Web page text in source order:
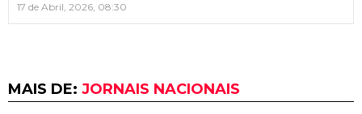
17 de Abril, 2026, 08:30
MAIS DE: JORNAIS NACIONAIS